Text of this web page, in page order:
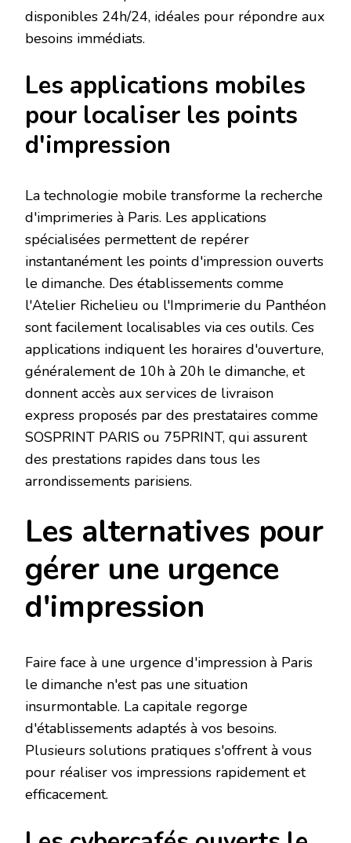
disponibles 24h/24, idéales pour répondre aux
besoins immédiats.
Les applications mobiles
pour localiser les points
d'impression
La technologie mobile transforme la recherche
d'imprimeries à Paris. Les applications
spécialisées permettent de repérer
instantanément les points d'impression ouverts
le dimanche. Des établissements comme
l'Atelier Richelieu ou l'Imprimerie du Panthéon
sont facilement localisables via ces outils. Ces
applications indiquent les horaires d'ouverture,
généralement de 10h à 20h le dimanche, et
donnent accès aux services de livraison
express proposés par des prestataires comme
SOSPRINT PARIS ou 75PRINT, qui assurent
des prestations rapides dans tous les
arrondissements parisiens.
Les alternatives pour
gérer une urgence
d'impression
Faire face à une urgence d'impression à Paris
le dimanche n'est pas une situation
insurmontable. La capitale regorge
d'établissements adaptés à vos besoins.
Plusieurs solutions pratiques s'offrent à vous
pour réaliser vos impressions rapidement et
efficacement.